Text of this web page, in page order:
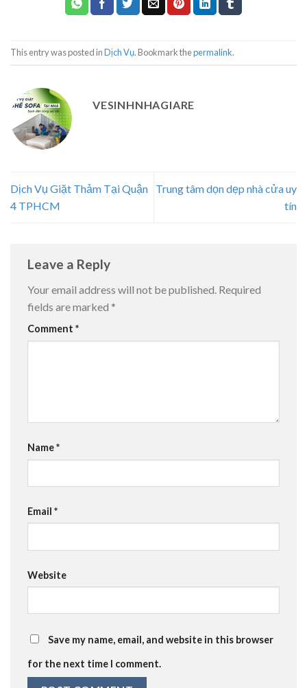
This entry was posted inDịch Vụ. Bookmark thepermalink.
VESINHNHAGIARE
Dịch Vụ Giặt Thảm Tại Quận
4 TPHCM
Trung tâm dọn dẹp nhà cửa uy
tín
Leave a Reply
Your email address will not be published. Required
fields are marked *
Comment *
Name*
Email *
Website
Save my name, email, and website in this browser
for the next time I comment.